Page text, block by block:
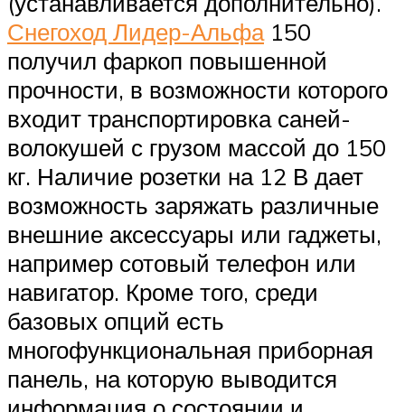
Снегоход Лидер-Альфа150
получил фаркоп повышенной
прочности, в возможности которого
входит транспортировка саней-
волокушей с грузом массой до 150
кг. Наличие розетки на 12 В дает
возможность заряжать различные
внешние аксессуары или гаджеты,
например сотовый телефон или
навигатор. Кроме того, среди
базовых опций есть
многофункциональная приборная
панель, на которую выводится